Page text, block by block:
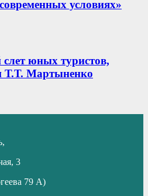
условиях»
юных туристов,
Т.Т. Мартыненко
3
79 А)